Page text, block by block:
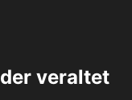
veraltet